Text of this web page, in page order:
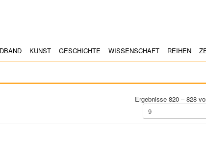
KUNST GESCHICHTE WISSENSCHAFT REIHEN
Ergebnisse 820 – 828